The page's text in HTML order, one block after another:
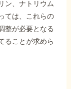
ン、ナトリウム
ては、これらの
整が必要となる
ることが求めら